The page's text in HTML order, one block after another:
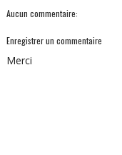
Aucun commentaire:
Enregistrer un commentaire
Merci